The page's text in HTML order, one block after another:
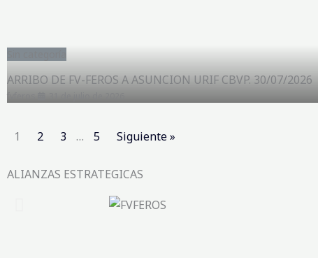
ARRIBO DE FV-FEROS A ASUNCION URIF CBVP. 30/07/2026
1 2 3 … 5 Siguiente »
ALIANZAS ESTRATEGICAS